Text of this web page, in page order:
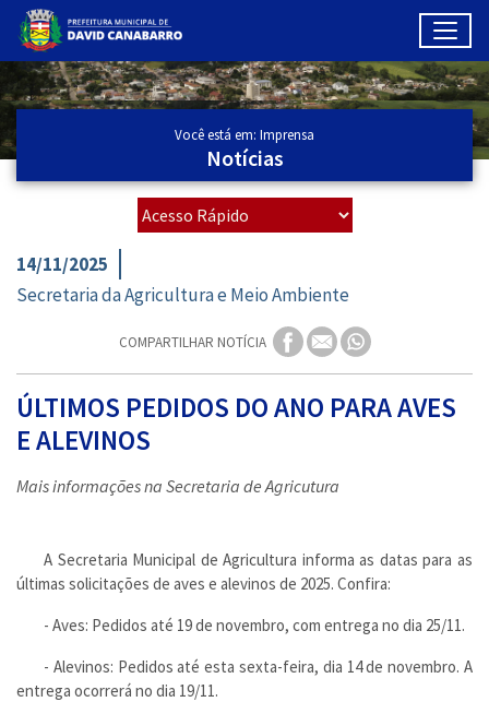
Ir para conteúdo principal
Conteúdo Principal
Você está em: Imprensa
Notícias
14/11/2025
Secretaria da Agricultura e Meio Ambiente
COMPARTILHAR NOTÍCIA
ÚLTIMOS PEDIDOS DO ANO PARA AVES
E ALEVINOS
Mais informações na Secretaria de Agricutura
A Secretaria Municipal de Agricultura informa as datas para as
últimas solicitações de aves e alevinos de 2025. Confira:
- Aves: Pedidos até 19 de novembro, com entrega no dia 25/11.
- Alevinos: Pedidos até esta sexta-feira, dia 14 de novembro. A
entrega ocorrerá no dia 19/11.